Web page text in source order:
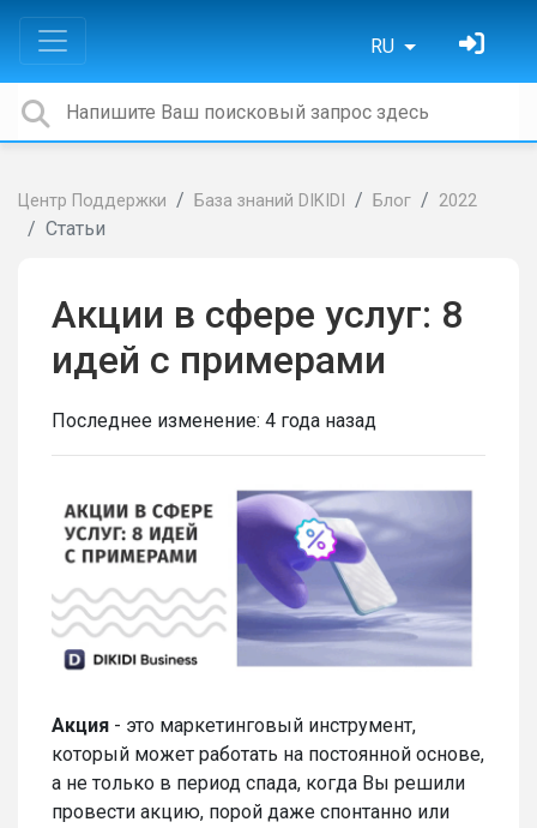
RU
Центр Поддержки База знаний DIKIDI Блог 2022
Статьи
Акции в сфере услуг: 8
идей с примерами
Последнее изменение: 4 года назад
Акция - это маркетинговый инструмент,
который может работать на постоянной основе,
а не только в период спада, когда Вы решили
провести акцию, порой даже спонтанно или